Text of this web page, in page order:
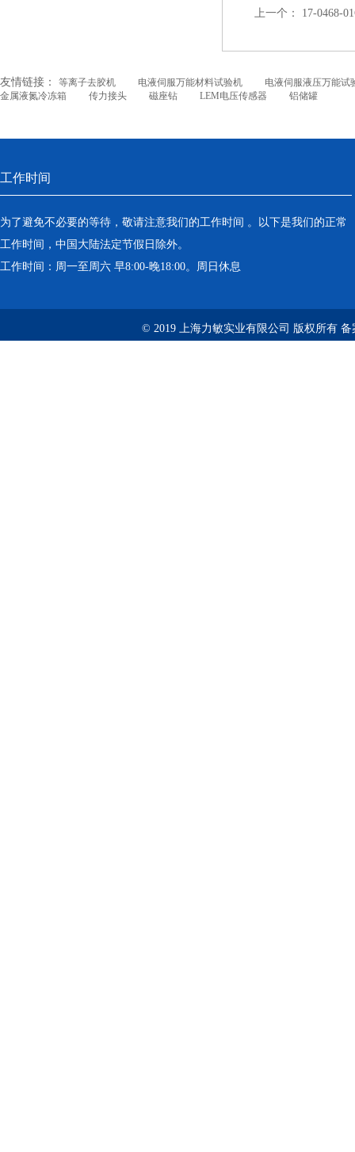
上一个： 17-0468-
友情链接： 等离子去胶机 电液伺服万能材料试验机
电液伺服液压万能试
金属液氮冷冻箱
传力接头 磁座钻 LEM电压传感器 铝储罐
工作时间
为了避免不必要的等待，敬请注意我们的工作时间 。以下是我们的正常
工作时间，中国大陆法定节假日除外。
工作时间：周一至周六 早8:00-晚18:00。周日休息
© 2019 上海力敏实业有限公司 版权所有 备